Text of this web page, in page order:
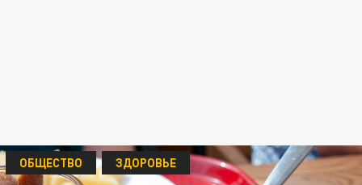
ОБЩЕСТВО ЗДОРОВЬЕ